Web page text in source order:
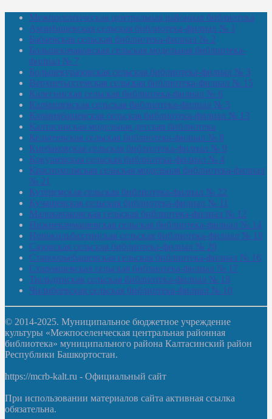
Межпоселенческая центральная районная библиотека
Амзибашевская сельская библиотека-филиал № 1
Бабаевская сельская библиотека-филиал № 2
Большекачаковская сельская модельная библиотека-
филиал № 7
Большекуразовская сельская библиотека-филиал № 3
Верхнетыхтемская сельская библиотека-филиал № 15
Калегинская сельская библиотека-филиал № 6
Калмашевская сельская библиотека-филиал № 5
Калмиябашевская сельская библиотека-филиал № 13
Калтасинская модельная детская библиотека
Кельтеевская сельская библиотека-филиал № 8
Киебаковская сельская библиотека-филиал № 9
Кокушевская сельская библиотека-филиал № 4
Краснохолмская сельская модельная библиотека-филиал
№ 21
Кутеремская сельская библиотека-филиал № 22
Кучашевская сельская библиотека-филиал № 11
Малокачаковская сельская библиотека-филиал № 12
Нижнекачмашевская сельская библиотека-филиал № 14
Новокильбахтинская сельская библиотека-филиал № 19
Сазовская сельская библиотека-филиал № 20
Староорьебашевская сельская библиотека-филиал № 16
Старояшевская сельская библиотека-филиал № 17
Тюльдинская сельская библиотека-филиал № 18
Чилибеевская сельская библиотека-филиал № 10
© 2014-2025. Муниципальное бюджетное учреждение
культуры «Межпоселенческая центральная районная
библиотека» муниципального района Калтасинский район
Республики Башкортостан.
https://mcrb-kalt.ru - Официальный сайт
При использовании материалов сайта активная ссылка
обязательна.